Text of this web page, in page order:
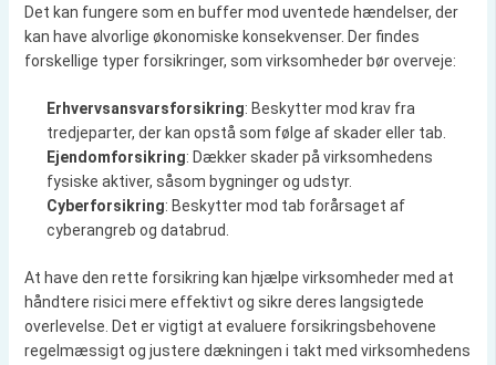
Det kan fungere som en buffer mod uventede hændelser, der
kan have alvorlige økonomiske konsekvenser. Der findes
forskellige typer forsikringer, som virksomheder bør overveje:
Erhvervsansvarsforsikring: Beskytter mod krav fra
tredjeparter, der kan opstå som følge af skader eller tab.
Ejendomforsikring: Dækker skader på virksomhedens
fysiske aktiver, såsom bygninger og udstyr.
Cyberforsikring: Beskytter mod tab forårsaget af
cyberangreb og databrud.
At have den rette forsikring kan hjælpe virksomheder med at
håndtere risici mere effektivt og sikre deres langsigtede
overlevelse. Det er vigtigt at evaluere forsikringsbehovene
regelmæssigt og justere dækningen i takt med virksomhedens